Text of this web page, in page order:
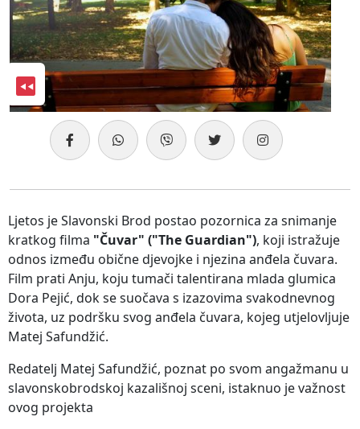
Ljetos je Slavonski Brod postao pozornica za snimanje
kratkog filma "Čuvar" ("The Guardian"), koji istražuje
odnos između obične djevojke i njezina anđela čuvara.
Film prati Anju, koju tumači talentirana mlada glumica
Dora Pejić, dok se suočava s izazovima svakodnevnog
života, uz podršku svog anđela čuvara, kojeg utjelovljuje
Matej Safundžić.
Redatelj Matej Safundžić, poznat po svom angažmanu u
slavonskobrodskoj kazališnoj sceni, istaknuo je važnost
ovog projekta